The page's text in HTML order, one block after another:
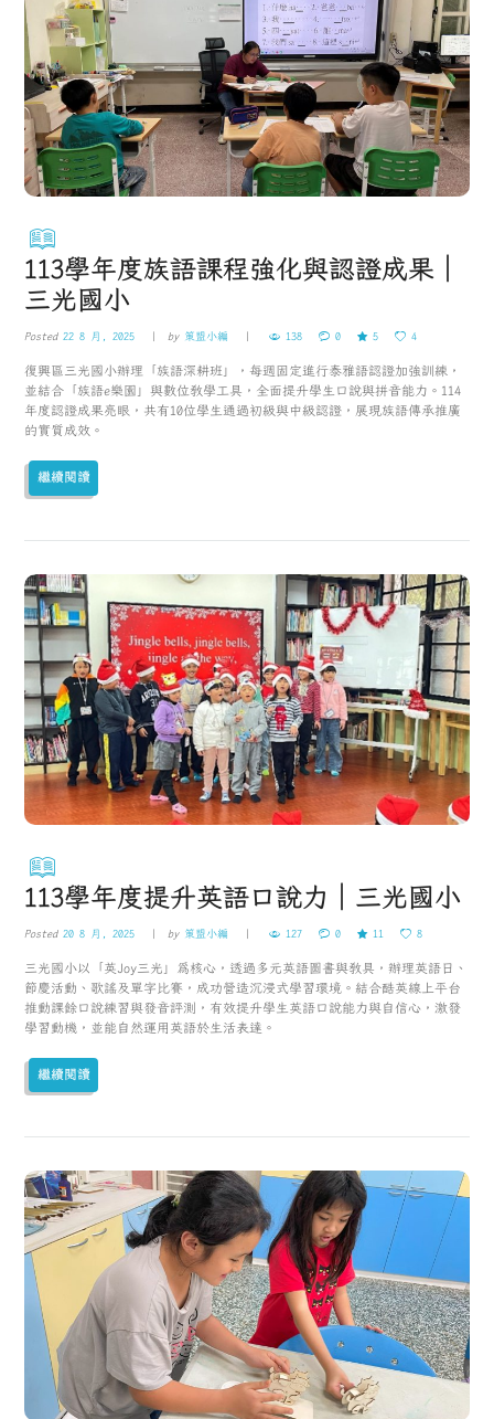
113學年度族語課程強化與認證成果｜
三光國小
Posted 22 8 月, 2025 by 策盟小編 138 0 5 4
復興區三光國小辦理「族語深耕班」，每週固定進行泰雅語認證加強訓練，
並結合「族語e樂園」與數位教學工具，全面提升學生口說與拼音能力。114
年度認證成果亮眼，共有10位學生通過初級與中級認證，展現族語傳承推廣
的實質成效。
繼續閱讀
113學年度提升英語口說力｜三光國小
Posted 20 8 月, 2025 by 策盟小編 127 0 11 8
三光國小以「英Joy三光」為核心，透過多元英語圖書與教具，辦理英語日、
節慶活動、歌謠及單字比賽，成功營造沉浸式學習環境。結合酷英線上平台
推動課餘口說練習與發音評測，有效提升學生英語口說能力與自信心，激發
學習動機，並能自然運用英語於生活表達。
繼續閱讀